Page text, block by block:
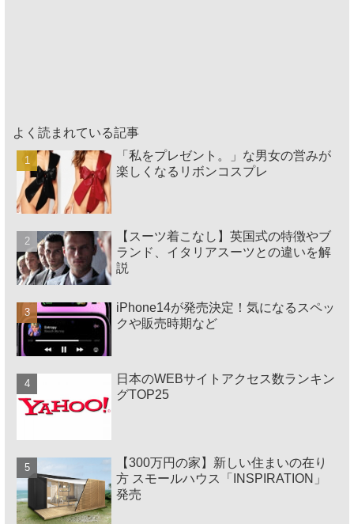
よく読まれている記事
「私をプレゼント。」な男女の営みが
楽しくなるリボンコスプレ
【スーツ着こなし】英国式の特徴やブ
ランド、イタリアスーツとの違いを解
説
iPhone14が発売決定！気になるスペッ
クや販売時期など
日本のWEBサイトアクセス数ランキン
グTOP25
【300万円の家】新しい住まいの在り
方 スモールハウス「INSPIRATION」
発売